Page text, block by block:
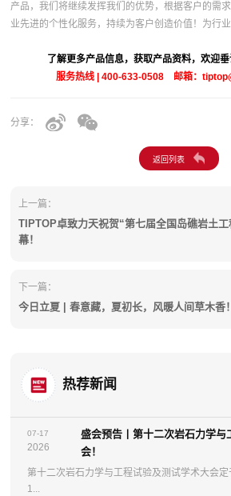
产品，我们将继续发挥我们的优势，根据客户的需
业先进的个性化服务，持续为客户创造价值！为行
了解更多产品信息，获取产品资料，欢迎
服务热线 | 400-633-0508 邮箱：
分享：
上一篇：
TIPTOP卓致力天祝贺“第七届全国岛礁岩土
幕！
下一篇：
今日立夏 | 春意藏，夏初长，风暖人间草木香！
热荐新闻
07-17
2026
盛会预告丨第十二次岩石力学与
会！
第十二次岩石力学与工程试验及测试学术大会
1...